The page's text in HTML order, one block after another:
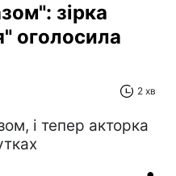
зірка
оголосила
2 хв
і тепер акторка